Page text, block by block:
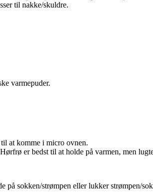
til nakke/skuldre.
varmepuder.
at komme i micro ovnen.
er bedst til at holde på varmen, men
sokken/strømpen eller lukker strømpen/